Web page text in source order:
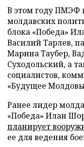
В этом году ПМЭФ
молдавских
блока «Победа»
Василий Тарлев,
Марина Таубер,
Суходольский, а
социалистов,
«Будущее
Ранее лидер
«Победа» Илан
планирует
ее для ведения